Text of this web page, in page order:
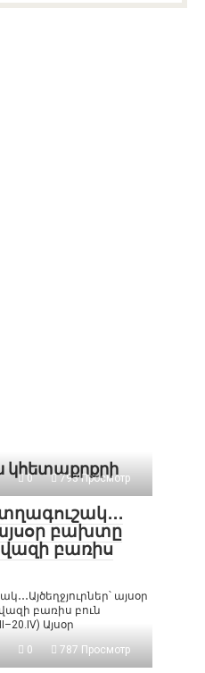
կհետաքրքրի
0 793 Просмотр
այսօր բախտը
բառիս
այսօր
բառիս բուն
Այսօր
0 787 Просмотр